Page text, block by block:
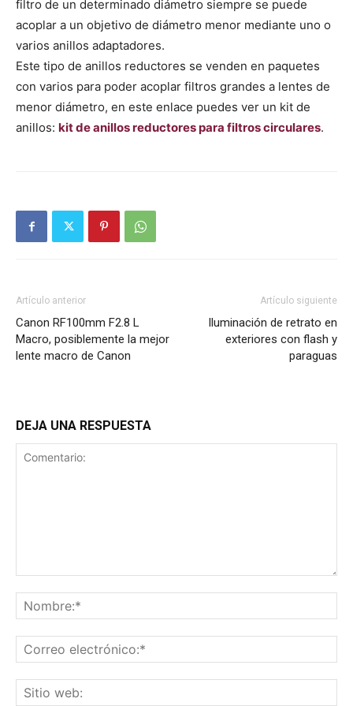
filtro de un determinado diámetro siempre se puede
acoplar a un objetivo de diámetro menor mediante uno o
varios anillos adaptadores.
Este tipo de anillos reductores se venden en paquetes
con varios para poder acoplar filtros grandes a lentes de
menor diámetro, en este enlace puedes ver un kit de
anillos: kit de anillos reductores para filtros circulares.
Artículo anterior
Canon RF100mm F2.8 L
Macro, posiblemente la mejor
lente macro de Canon
Artículo siguiente
Iluminación de retrato en
exteriores con flash y
paraguas
DEJA UNA RESPUESTA